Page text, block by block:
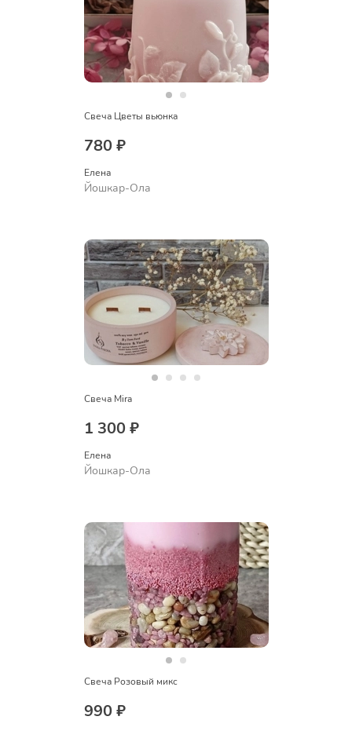
Свеча Цветы вьюнка
780 ₽
Елена
Йошкар-Ола
Свеча Mira
1 300 ₽
Елена
Йошкар-Ола
Свеча Розовый микс
990 ₽